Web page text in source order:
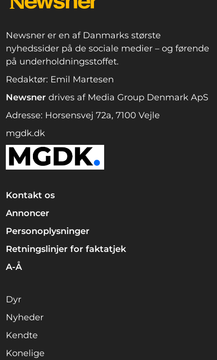
Newsner er en af Danmarks største
nyhedssider på de sociale medier – og førende
på underholdningsstoffet.
Redaktør: Emil Martesen
Newsner drives af Media Group Denmark ApS
Adresse: Horsensvej 72a, 7100 Vejle
mgdk.dk
Kontakt os
Annoncer
Personoplysninger
Retningslinjer for faktatjek
A-Å
Dyr
Nyheder
Kendte
Konelige